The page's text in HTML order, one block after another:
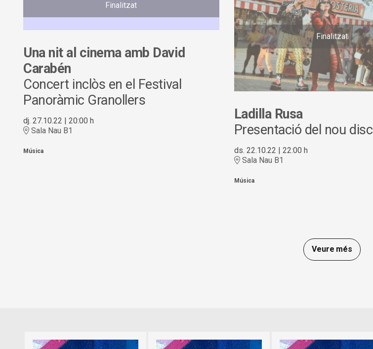
Finalitzat
Una nit al cinema amb David
Carabén
Concert inclòs en el Festival
Panoràmic Granollers
dj. 27.10.22 | 20:00 h
Sala Nau B1
Música
Finalitzat
Ladilla Rusa
Presentació del nou disc
ds. 22.10.22
22:00 h
Sala Nau B1
Música
Veure més